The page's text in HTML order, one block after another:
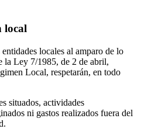
local
locales al amparo de lo
la Ley 7/1985, de 2 de abril,
Local, respetarán, en todo
situados, actividades
ni gastos realizados fuera del